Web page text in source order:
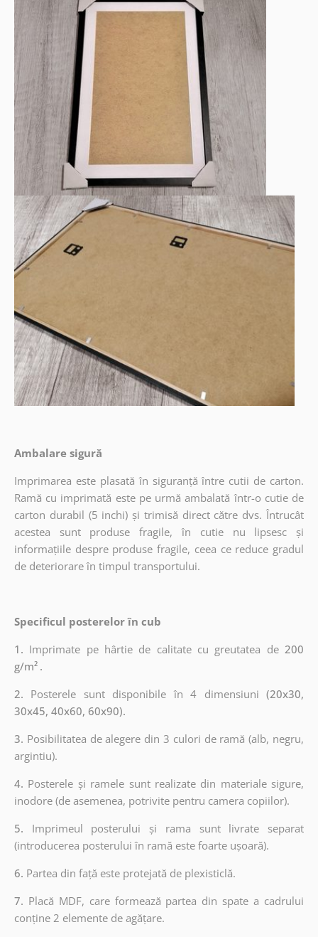
Ambalare sigură
Imprimarea este plasată în siguranță între cutii de carton.
Ramă cu imprimată este pe urmă ambalată într-o cutie de
carton durabil (5 inchi) și trimisă direct către dvs. Întrucât
acestea sunt produse fragile, în cutie nu lipsesc și
informațiile despre produse fragile, ceea ce reduce gradul
de deteriorare în timpul transportului.
Specificul posterelor în cub
1. Imprimate pe hârtie de calitate cu greutatea de200
g/m² .
2. Posterele sunt disponibile în 4 dimensiuni (20x30,
30x45, 40x60, 60x90).
3. Posibilitatea de alegere din 3 culori de ramă (alb, negru,
argintiu).
4. Posterele și ramele sunt realizate din materiale sigure,
inodore (de asemenea, potrivite pentru camera copiilor).
5. Imprimeul posterului și rama sunt livrate separat
(introducerea posterului în ramă este foarte ușoară).
6. Partea din față este protejată de plexisticlă.
7. Placă MDF, care formează partea din spate a cadrului
conține 2 elemente de agățare.